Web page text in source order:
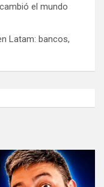
el mundo
Latam: bancos,